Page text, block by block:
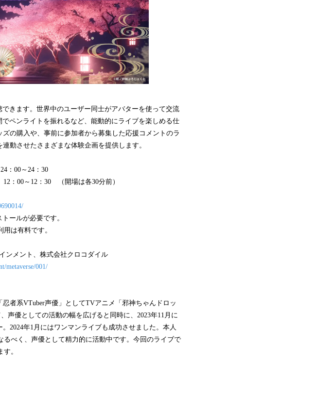
きます。世界中のユーザー同士がアバターを使って交流
ペンライトを振れるなど、能動的にライブを楽しめる仕
の購入や、事前に参加者から募集した応援コメントのラ
動させたさまざまな体験企画を提供します。
：00～24：30
～12：30 （開場は各30分前）
ルが必要です。
は有料です。
ンメント、株式会社クロコダイル
metaverse/001/
者系VTuber声優」としてTVアニメ「邪神ちゃんドロッ
声優としての活動の幅を広げると同時に、2023年11月に
2024年1月にはワンマンライブも成功させました。本人
べく、声優として精力的に活動中です。今回のライブで
。